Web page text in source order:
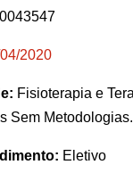
2020
Fisioterapia e
Sem Metodologias.
Eletivo